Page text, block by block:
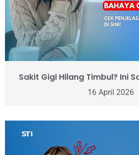
Sakit Gigi Hilang Timbul? Ini
16 April 2026